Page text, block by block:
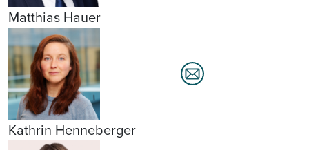
Matthias Hauer
Kathrin Henneberger